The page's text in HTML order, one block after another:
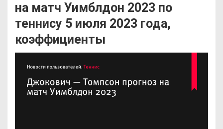
на матч Уимблдон 2023 по
теннису 5 июля 2023 года,
коэффициенты